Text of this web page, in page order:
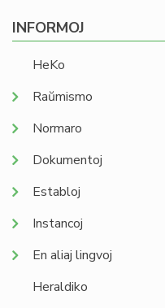
INFORMOJ
HeKo
Raŭmismo
Normaro
Dokumentoj
Establoj
Instancoj
En aliaj lingvoj
Heraldiko